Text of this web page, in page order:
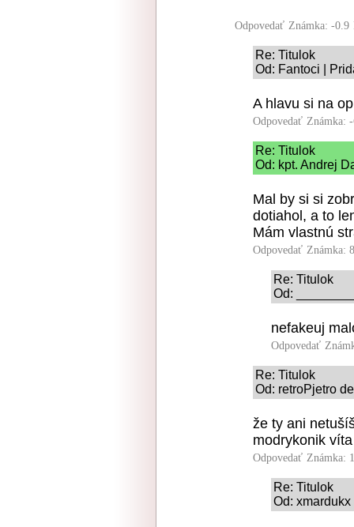
Odpovedať Známka: -0.9
Re: Titulok
Od: Fantoci |
A hlavu si na
Odpovedať Známka:
Re: Titulok
Od: kpt. Andrej
Mal by si si
dotiahol, a to
Mám vlastnú
Odpovedať Známka:
Re: Titulok
Od:
nefakeuj
Odpovedať
Re: Titulok
Od: retroPjetro
že ty ani
modrykonik
Odpovedať Známka:
Re: Titulok
Od: